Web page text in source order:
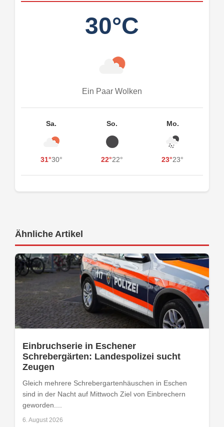
30°C
Ein Paar Wolken
Sa.
31°30°
So.
22°22°
Mo.
23°23°
Ähnliche Artikel
Einbruchserie in Eschener
Schrebergärten: Landespolizei sucht
Zeugen
Gleich mehrere Schrebergartenhäuschen in Eschen
sind in der Nacht auf Mittwoch Ziel von Einbrechern
geworden....
6. August 2026